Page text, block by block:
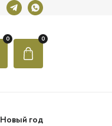
0 0
Новый год